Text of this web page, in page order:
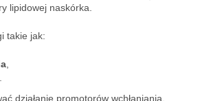
lipidowej naskórka.
takie jak:
działanie promotorów wchłaniania.